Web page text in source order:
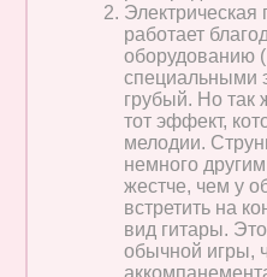
Электрическая
работает
оборудованию
специальными
грубый. Но так
тот эффект,
мелодии.
немного
жестче, чем у
встретить на
вид гитары.
обычной игры,